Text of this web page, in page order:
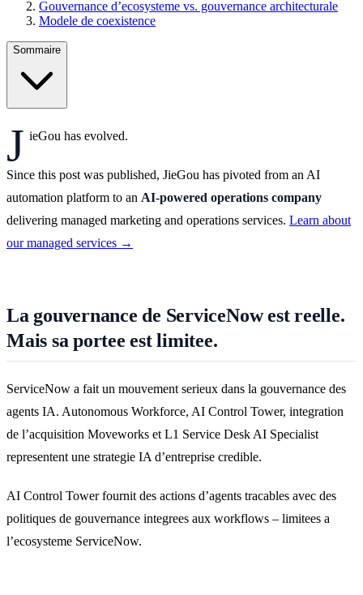
Gouvernance d’ecosysteme vs. gouvernance architecturale
Modele de coexistence
Sommaire
J ieGou has evolved.
Since this post was published, JieGou has pivoted from an AI
automation platform to an AI-powered operations company
delivering managed marketing and operations services. Learn about
our managed services →
La gouvernance de ServiceNow est reelle.
Mais sa portee est limitee.
ServiceNow a fait un mouvement serieux dans la gouvernance des
agents IA. Autonomous Workforce, AI Control Tower, integration
de l’acquisition Moveworks et L1 Service Desk AI Specialist
representent une strategie IA d’entreprise credible.
AI Control Tower fournit des actions d’agents tracables avec des
politiques de gouvernance integrees aux workflows – limitees a
l’ecosysteme ServiceNow.